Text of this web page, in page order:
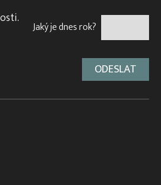
Jaký je dnes rok?